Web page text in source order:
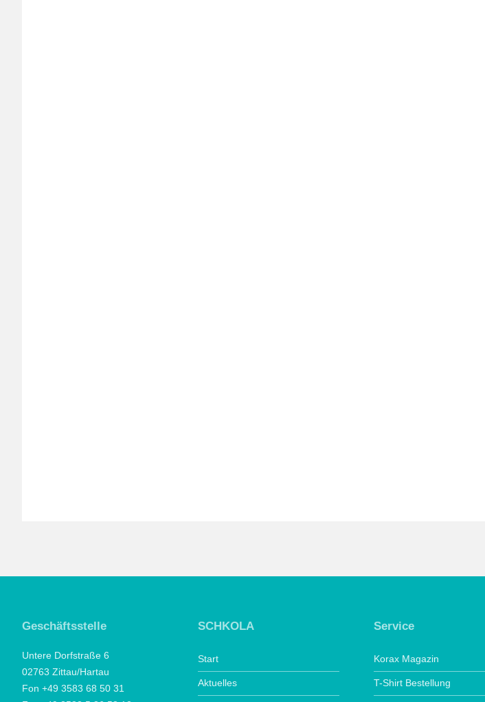
Geschäftsstelle
Untere Dorfstraße 6
02763 Zittau/Hartau
Fon +49 3583 68 50 31
SCHKOLA
Start
Aktuelles
Service
Korax Magazin
T-Shirt Bestellung